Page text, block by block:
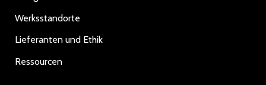
Werksstandorte
Lieferanten und Ethik
Ressourcen